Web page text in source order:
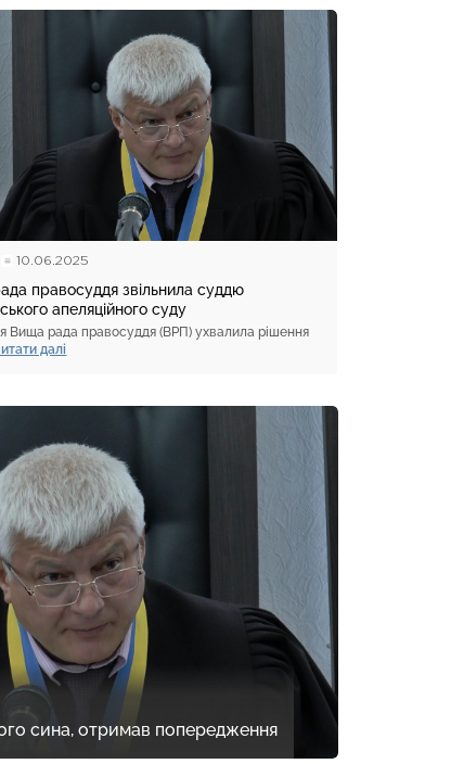
10.06.2025
правосуддя звільнила суддю
апеляційного суду
Вища рада правосуддя (ВРП) ухвалила рішення
далі
сина, отримав попередження